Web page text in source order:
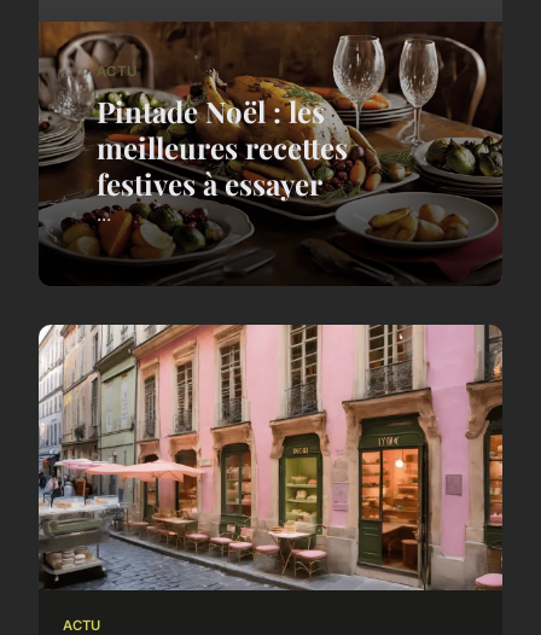
ACTU
Pintade Noël : les
meilleures recettes
festives à essayer
...
ACTU